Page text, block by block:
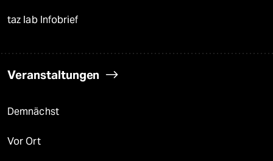
taz lab Infobrief
Veranstaltungen
Demnächst
Vor Ort